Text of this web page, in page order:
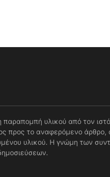
υλικού από τον
προς το αναφερόμενο άρθρο,
υλικού. Η γνώμη των